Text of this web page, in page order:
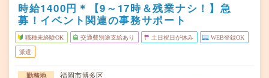
時給1400円＊【9～17時＆残業ナシ！】急
募！イベント関連の事務サポート
職種未経験OK 交通費別途支給あり 土日祝日が休み WEB登録OK
派遣
勤務地
福岡市博多区